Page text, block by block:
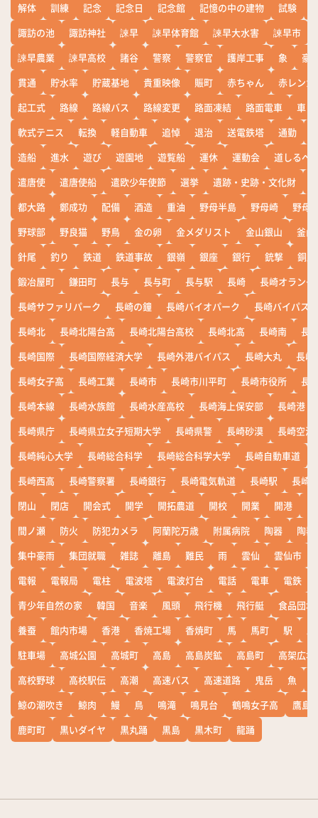
解体
訓練 記念 記念日 記念館 記憶の中の建物 試験
諏訪の池
諏訪神社 諫早 諫早体育館 諫早大水害 諫早市
諫早農業
諫早高校 諸谷 警察 警察官 護岸工事 象
豪
貫通
貯水率 貯蔵基地 貴重映像 賑町 赤ちゃん
赤レンガ
起工式
路線 路線バス 路線変更 路面凍結 路面電車
車
軟式テニス
転換 軽自動車 追悼 退治 送電鉄塔 通勤
造船
進水 遊び 遊園地 遊覧船 運休 運動会
道しるべ
遣唐使
遣唐使船 遣欧少年使節 選挙 遺跡・史跡・文化財
都大路
鄭成功 配備 酒造 重油 野母半島 野母崎
野母
野球部
野良猫 野鳥 金の卵 金メダリスト 金山銀山
釜山
針尾
釣り 鉄道 鉄道事故 銀嶺 銀座 銀行 銃撃
銅座
鍛冶屋町
鎌田町 長与 長与町 長与駅 長崎
長崎オランダ
長崎サファリパーク
長崎の鐘 長崎バイオパーク
長崎バイパス
長崎北
長崎北陽台高 長崎北陽台高校 長崎北高 長崎南
長
長崎国際
長崎国際経済大学 長崎外港バイパス 長崎大丸
長崎
長崎女子高
長崎工業 長崎市 長崎市川平町 長崎市役所
長
長崎本線
長崎水族館 長崎水産高校 長崎海上保安部
長崎港
長崎県庁
長崎県立女子短期大学 長崎県警 長崎砂漠
長崎空港
長崎純心大学
長崎総合科学 長崎総合科学大学 長崎自動車道
長崎西高
長崎警察署 長崎銀行 長崎電気軌道 長崎駅
長崎
閉山
閉店 開会式 開学 開拓農道 開校 開業 開港
間ノ瀬
防火 防犯カメラ 阿蘭陀万歳 附属病院 陶器
陶器
集中豪雨
集団就職 雑誌 離島 難民 雨 雲仙 雲仙市
電報
電報局 電柱 電波塔 電波灯台 電話 電車 電鉄
青少年自然の家
韓国 音楽 風頭 飛行機 飛行艇
食品団地
養蚕
館内市場 香港 香焼工場 香焼町 馬 馬町 駅
駐車場
高城公園 高城町 高島 高島炭鉱 高島町
高架広場
高校野球
高校駅伝 高潮 高速バス 高速道路 鬼岳 魚
鯨の潮吹き
鯨肉 鰻 鳥 鳴滝 鳴見台 鶴鳴女子高
鷹島
鹿町町
黒いダイヤ 黒丸踊 黒島 黒木町 龍踊